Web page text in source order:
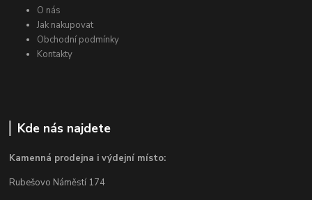
O nás
Jak nakupovat
Obchodní podmínky
Kontakty
Kde nás najdete
Kamenná prodejna i výdejní místo:
Rubešovo Náměstí 174